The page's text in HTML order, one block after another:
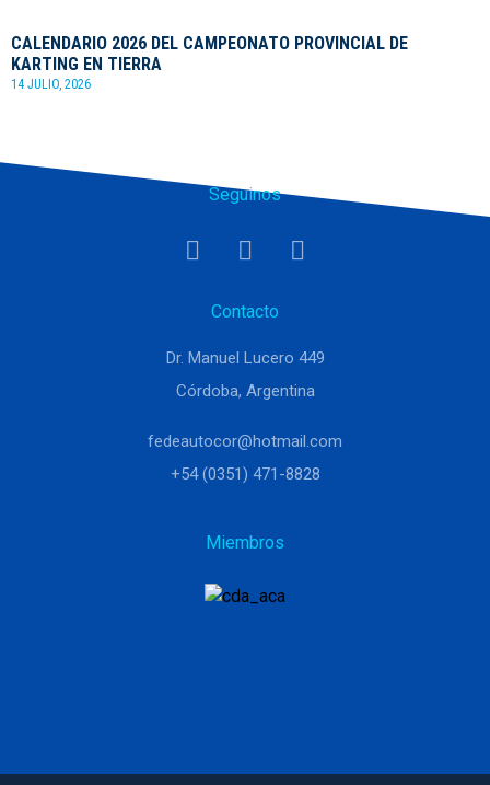
CALENDARIO 2026 DEL CAMPEONATO PROVINCIAL DE
KARTING EN TIERRA
14 JULIO, 2026
Seguinos
Contacto
Dr. Manuel Lucero 449
Córdoba, Argentina
fedeautocor@hotmail.com
+54 (0351) 471-8828
Miembros